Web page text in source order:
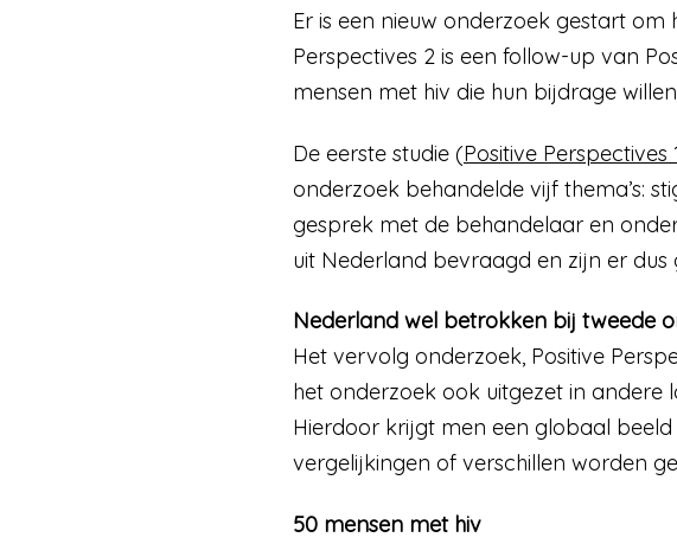
Er is een nieuw onderzoek gestart
Perspectives 2 is een follow-up van
mensen met hiv die hun bijdrage
De eerste studie (Positive Perspectives
onderzoek behandelde vijf thema’s:
gesprek met de behandelaar en
uit Nederland bevraagd en zijn er
Nederland wel betrokken bij tweede
Het vervolg onderzoek, Positive
het onderzoek ook uitgezet in andere
Hierdoor krijgt men een globaal
vergelijkingen of verschillen worden
50 mensen met hiv